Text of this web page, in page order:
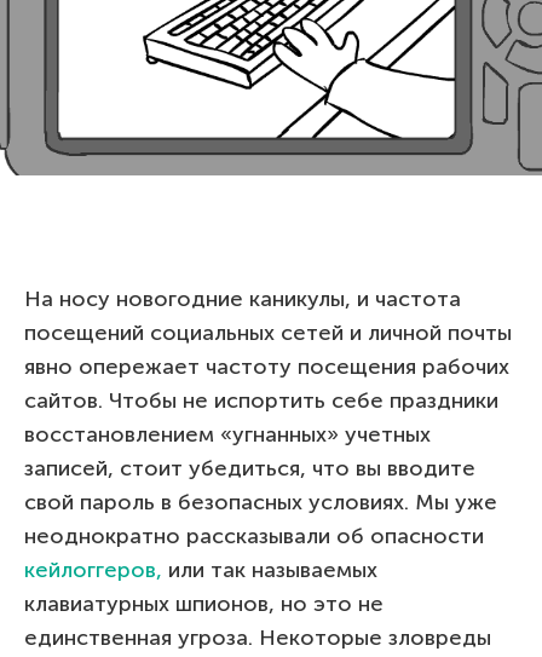
На носу новогодние каникулы, и частота
посещений социальных сетей и личной почты
явно опережает частоту посещения рабочих
сайтов. Чтобы не испортить себе праздники
восстановлением «угнанных» учетных
записей, стоит убедиться, что вы вводите
свой пароль в безопасных условиях. Мы уже
неоднократно рассказывали об опасности
кейлоггеров, или так называемых
клавиатурных шпионов, но это не
единственная угроза. Некоторые зловреды